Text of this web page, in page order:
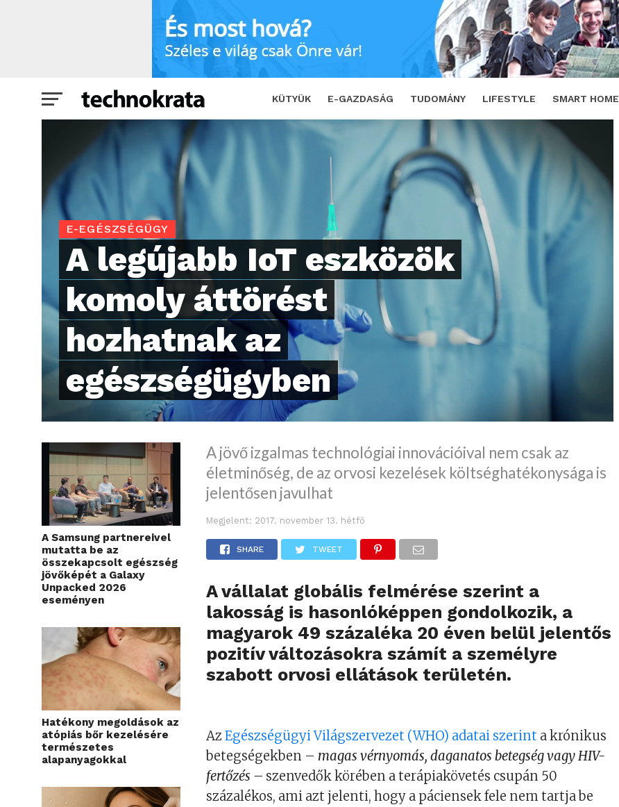
KÜTYÜK E-GAZDASÁG TUDOMÁNY LIFESTYLE SMART HOME
A legújabb IoT eszközök komoly áttörést hozhatnak az egészségügyben SHARE
E-EGÉSZSÉGÜGY
A legújabb IoT eszközök
komoly áttörést
hozhatnak az
egészségügyben
A Samsung partnereivel
mutatta be az
összekapcsolt egészség
jövőképét a Galaxy
Unpacked 2026
eseményen
Hatékony megoldások az
atópiás bőr kezelésére
természetes
alapanyagokkal
A jövő izgalmas technológiai innovációival nem csak az
életminőség, de az orvosi kezelések költséghatékonysága is
jelentősen javulhat
Megjelent: 2017. november 13. hétfő
SHARE TWEET
A vállalat globális felmérése szerint a
lakosság is hasonlóképpen gondolkozik, a
magyarok 49 százaléka 20 éven belül jelentős
pozitív változásokra számít a személyre
szabott orvosi ellátások területén.
AzEgészségügyi Világszervezet (WHO) adatai szerint a krónikus
betegségekben – magas vérnyomás, daganatos betegség vagy HIV-
fertőzés – szenvedők körében a terápiakövetés csupán 50
százalékos, ami azt jelenti, hogy a páciensek fele nem tartja be